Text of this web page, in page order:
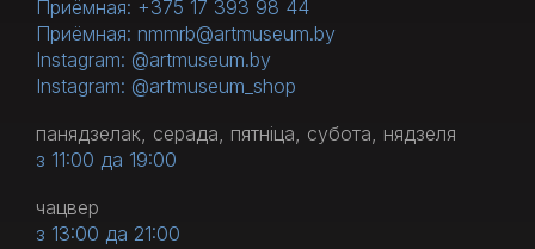
Приёмная: +375 17 393 98 44
Приёмная: nmmrb@artmuseum.by
Instagram: @artmuseum.by
Instagram: @artmuseum_shop
панядзелак, серада, пятніца, субота, нядзеля
з 11:00 да 19:00
чацвер
з 13:00 да 21:00